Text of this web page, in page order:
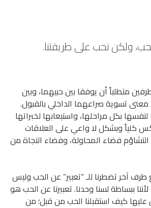
ولكن نحب على طريقتنا.
متطلباً أن يوفقا بين حبيهما، وبين
تسوية صراعهما الداخلي بالقبول.
بكل مراحلها، واستيعابها لخبراتها
كلياً وبشكل لا واعي على العلاقات
التشاؤم فضاء المحاولة، وفضاء النجاة من
طرف آخر تضطرنا للـ “تعبير” عن الحب وليس
ببساطة لسنا وحدنا. تعبيرنا عن الحب هو
كيف استقبلنا الحب من قبل؛ من